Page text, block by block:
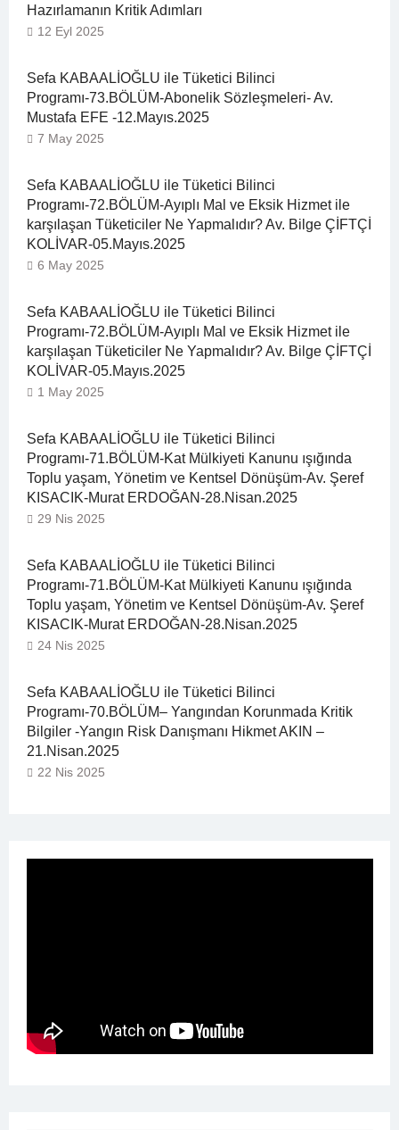
Hazırlamanın Kritik Adımları
12 Eyl 2025
Sefa KABAALİOĞLU ile Tüketici Bilinci
Programı-73.BÖLÜM-Abonelik Sözleşmeleri- Av.
Mustafa EFE -12.Mayıs.2025
7 May 2025
Sefa KABAALİOĞLU ile Tüketici Bilinci
Programı-72.BÖLÜM-Ayıplı Mal ve Eksik Hizmet ile
karşılaşan Tüketiciler Ne Yapmalıdır? Av. Bilge ÇİFTÇİ
KOLİVAR-05.Mayıs.2025
6 May 2025
Sefa KABAALİOĞLU ile Tüketici Bilinci
Programı-72.BÖLÜM-Ayıplı Mal ve Eksik Hizmet ile
karşılaşan Tüketiciler Ne Yapmalıdır? Av. Bilge ÇİFTÇİ
KOLİVAR-05.Mayıs.2025
1 May 2025
Sefa KABAALİOĞLU ile Tüketici Bilinci
Programı-71.BÖLÜM-Kat Mülkiyeti Kanunu ışığında
Toplu yaşam, Yönetim ve Kentsel Dönüşüm-Av. Şeref
KISACIK-Murat ERDOĞAN-28.Nisan.2025
29 Nis 2025
Sefa KABAALİOĞLU ile Tüketici Bilinci
Programı-71.BÖLÜM-Kat Mülkiyeti Kanunu ışığında
Toplu yaşam, Yönetim ve Kentsel Dönüşüm-Av. Şeref
KISACIK-Murat ERDOĞAN-28.Nisan.2025
24 Nis 2025
Sefa KABAALİOĞLU ile Tüketici Bilinci
Programı-70.BÖLÜM– Yangından Korunmada Kritik
Bilgiler -Yangın Risk Danışmanı Hikmet AKIN –
21.Nisan.2025
22 Nis 2025